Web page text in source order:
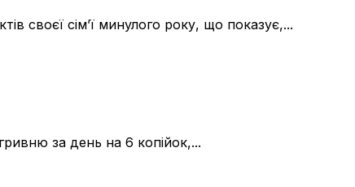
своєї сім’ї минулого року, що показує,...
за день на 6 копійок,...